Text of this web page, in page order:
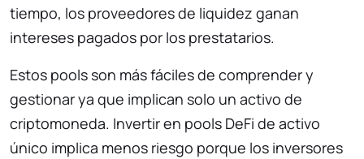
tiempo, los proveedores de liquidez ganan
intereses pagados por los prestatarios.
Estos pools son más fáciles de comprender y
gestionar ya que implican solo un activo de
criptomoneda. Invertir en pools DeFi de activo
único implica menos riesgo porque los inversores